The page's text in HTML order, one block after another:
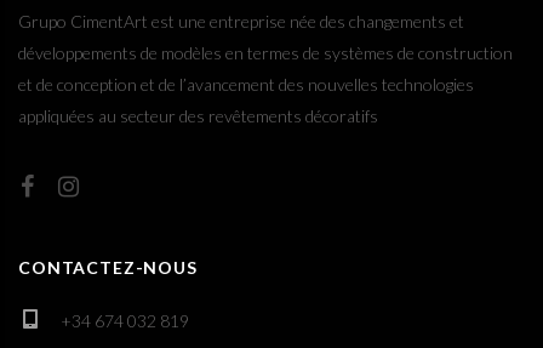
Grupo CimentArt est une entreprise née des changements et
développements de modèles en termes de systèmes de construction
et de conception et de l’avancement des nouvelles technologies
appliquées au secteur des revêtements décoratifs
CONTACTEZ-NOUS
+34 674 032 819